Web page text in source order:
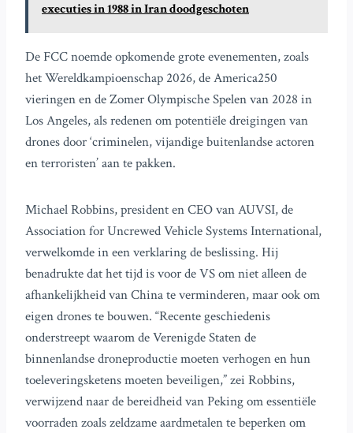
executies in 1988 in Iran doodgeschoten
De FCC noemde opkomende grote evenementen, zoals
het Wereldkampioenschap 2026, de America250
vieringen en de Zomer Olympische Spelen van 2028 in
Los Angeles, als redenen om potentiële dreigingen van
drones door ‘criminelen, vijandige buitenlandse actoren
en terroristen’ aan te pakken.
Michael Robbins, president en CEO van AUVSI, de
Association for Uncrewed Vehicle Systems International,
verwelkomde in een verklaring de beslissing. Hij
benadrukte dat het tijd is voor de VS om niet alleen de
afhankelijkheid van China te verminderen, maar ook om
eigen drones te bouwen. “Recente geschiedenis
onderstreept waarom de Verenigde Staten de
binnenlandse droneproductie moeten verhogen en hun
toeleveringsketens moeten beveiligen,” zei Robbins,
verwijzend naar de bereidheid van Peking om essentiële
voorraden zoals zeldzame aardmetalen te beperken om